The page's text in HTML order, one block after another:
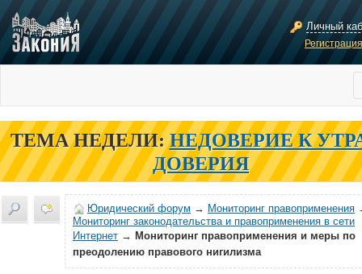
Личный
ТЕМА НЕДЕЛИ: НЕДОВЕРИЕ К
ДОВЕРИЯ
Юридический форум → Мониторинг правоприменения
Мониторинг законодательства и правоприменения в сети
Интернет → Мониторинг правоприменения и меры по
преодолению правового нигилизма